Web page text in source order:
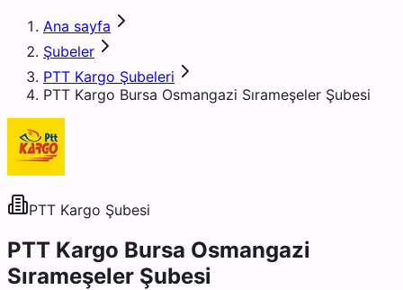
Ana sayfa
Şubeler
PTT Kargo Şubeleri
PTT Kargo Bursa Osmangazi Sırameşeler Şubesi
PTT Kargo Şubesi
PTT Kargo Bursa Osmangazi
Sırameşeler Şubesi